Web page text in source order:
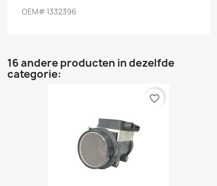
OEM# 1332396
16 andere producten in dezelfde
categorie:
favorite_border